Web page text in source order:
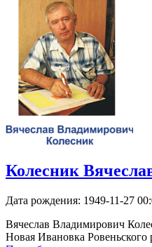
Колесник
Дата рождения: 1949-11-27
Вячеслав Владимирович
Новая Ивановка Ровеньского